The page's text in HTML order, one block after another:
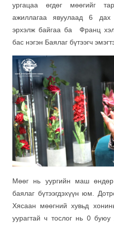
ургацаа өгдөг мөөгийг
ажиллагаа явуулаад 6
эрхэлж байгаа ба Франц
бас нэгэн Баялаг бүтээгч
Мөөг нь уургийн маш
баялаг бүтээгдэхүүн юм.
Хясаан мөөгний хувьд
уурагтай ч тослог нь 0